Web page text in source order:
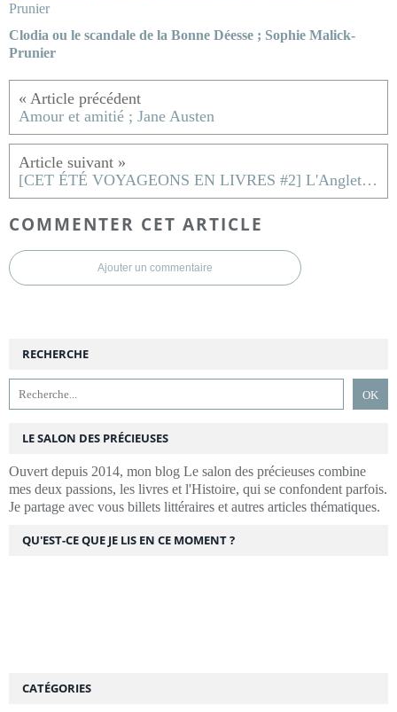
Clodia ou le scandale de la Bonne Déesse ; Sophie Malick-
Prunier
Amour et amitié ; Jane Austen
[CET ÉTÉ VOYAGEONS EN LIVRES #2] L'Angleterre
COMMENTER CET ARTICLE
Ajouter un commentaire
RECHERCHE
LE SALON DES PRÉCIEUSES
Ouvert depuis 2014, mon blog Le salon des précieuses combine
mes deux passions, les livres et l'Histoire, qui se confondent parfois.
Je partage avec vous billets littéraires et autres articles thématiques.
CATÉGORIES
QU'EST-CE QUE JE LIS EN CE MOMENT ?